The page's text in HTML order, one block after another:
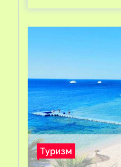
Туризм